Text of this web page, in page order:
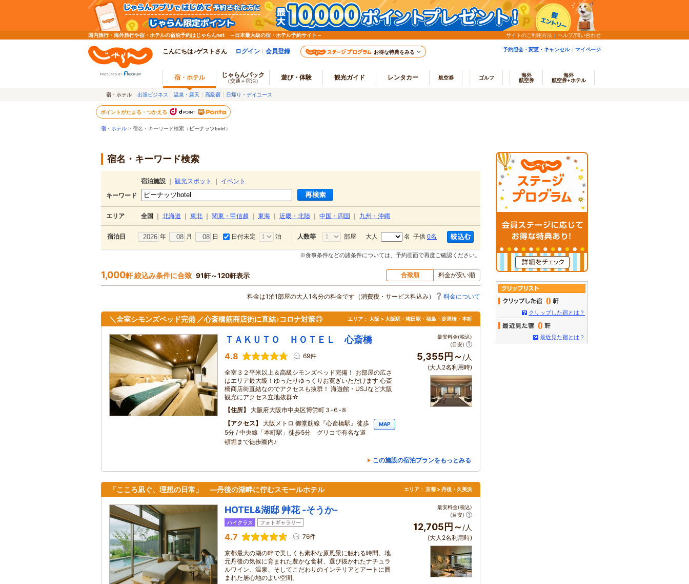
国内旅行・海外旅行や宿・ホテルの宿泊予約はじゃらんnet ～日本最大級の宿・ホテル予約サイト～ サイトのご利用方法 ヘルプ/問い合わせ
こんにちは♪ゲストさん ログイン 会員登録 お得な特典をみる 予約照会・変更・キャンセル マイページ
宿・ホテル じゃらんパック
（交通＋宿泊） 遊び・体験 観光ガイド レンタカー 航空券 ゴルフ
海外
航空券
海外
航空券+ホテル
宿・ホテル 出張ビジネス 温泉・露天 高級宿 日帰り・デイユース
ポイントがたまる・つかえる
宿・ホテル > 宿名・キーワード検索（ ピーナッツhotel）
宿名・キーワード検索
宿泊施設 観光スポット
イベント
キーワード
エリア 全国 北海道 東北 関東・甲信越 東海 近畿・北陸 中国・四国 九州・沖縄
宿泊日 年 月 日 日付未定 泊 人数等 部屋 大人 名 子供 0名
※食事条件などの諸条件については、予約画面で再度ご確認ください。
1,000軒 絞込み条件に合致 91軒～120軒表示 合致順 料金が安い順
料金は1泊1部屋の大人1名分の料金です（消費税・サービス料込み） 料金について
＼全室シモンズベッド完備 ／心斎橋筋商店街に直結♪コロナ対策◎ エリア： 大阪 > 大阪駅・梅田駅・福島・淀屋橋・本町
ＴＡＫＵＴＯ ＨＯＴＥＬ 心斎橋
4.8 69件
全室３２平米以上＆高級シモンズベッド完備！ お部屋の広さ
はエリア最大級！ゆったりゆっくりお寛ぎいただけます 心斎
橋商店街直結なのでアクセスも抜群！ 海遊館・USJなど大阪
観光にアクセス立地抜群☆
住所
大阪府大阪市中央区博労町３‐６‐８
アクセス
大阪メトロ 御堂筋線『心斎橋駅』徒歩
5分 / 中央線「本町駅」徒歩5分 グリコで有名な道
頓堀まで徒歩圏内♪
MAP
最安料金(税込)
(目安)
5,355円～ /人
(大人2名利用時)
この施設の宿泊プランをもっとみる
「こころ凪ぐ、理想の日常」 ―丹後の湖畔に佇むスモールホテル エリア： 京都 > 丹後・久美浜
HOTEL&湖邸 艸花 -そうか-
ハイクラス フォトギャラリー
4.7 76件
京都最大の湖の畔で美しくも素朴な原風景に触れる時間。地
元丹後の気候に育まれた豊かな食材、選び抜かれたナチュラ
ルワイン、温泉、そしてこだわりのインテリアとアートに囲
まれた居心地のよい空間。
最安料金(税込)
(目安)
12,705円～ /人
(大人2名利用時)
0
クリップした宿とは？
0
最近見た宿とは？